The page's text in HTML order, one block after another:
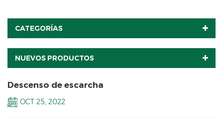
CATEGORÍAS
NUEVOS PRODUCTOS
Descenso de escarcha
OCT 25, 2022